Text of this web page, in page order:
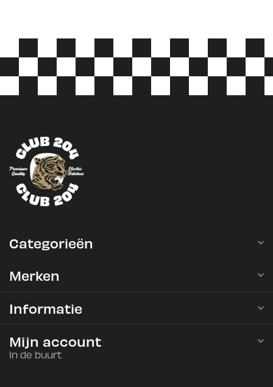
Categorieën
Merken
Informatie
Mijn account
In de buurt